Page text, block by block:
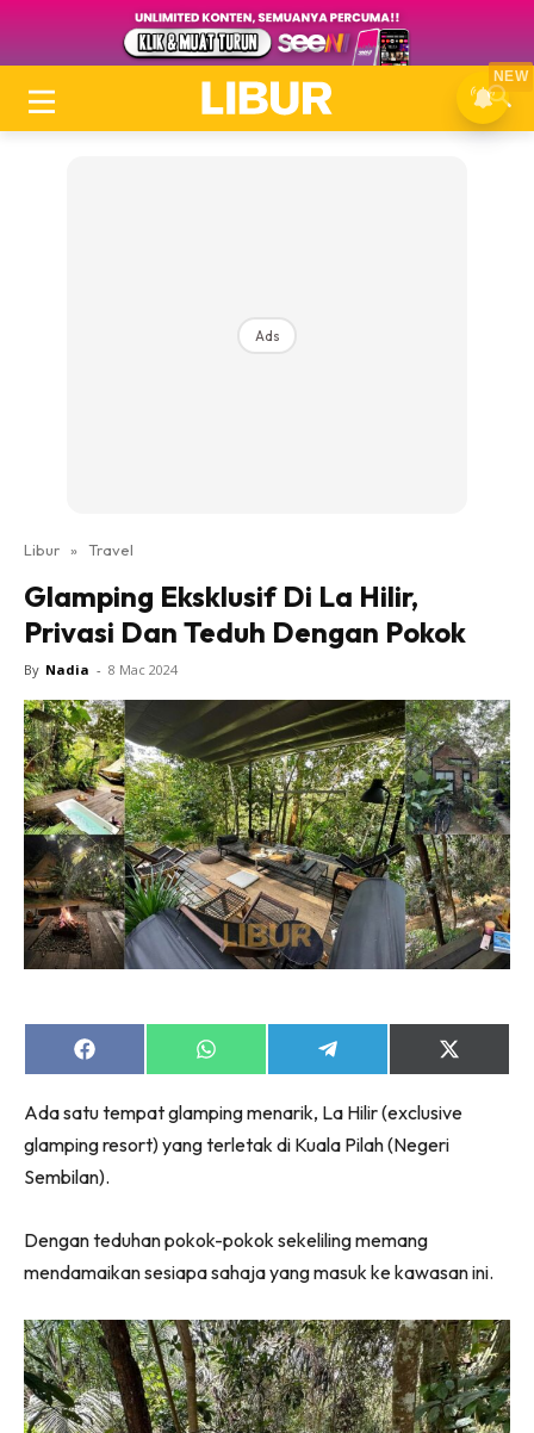
Ads
Libur » Travel
Glamping Eksklusif Di La Hilir,
Privasi Dan Teduh Dengan Pokok
By Nadia - 8 Mac 2024
Share
on
Share
on
Share
on
Share
on
(Twitter)
Ada satu tempat glamping menarik, La Hilir (exclusive
glamping resort) yang terletak di Kuala Pilah (Negeri
Sembilan).
Dengan teduhan pokok-pokok sekeliling memang
mendamaikan sesiapa sahaja yang masuk ke kawasan ini.
NEW